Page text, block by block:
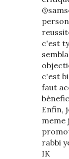
c'est
c'est
faut
Enfin,
meme
rabbi
IK